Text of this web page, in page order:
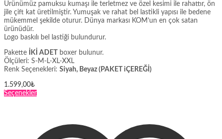
Ürünümüz pamuksu kumaşı ile terletmez ve özel kesimi ile rahattır, ön
jile çift kat üretilmiştir. Yumuşak ve rahat bel lastikli yapısı ile bedene
mükemmel şekilde oturur. Dünya markası KOM’un en çok satan
ürünüdür.
Logo baskılı bel lastiği bulundurur.
Pakette İKİ ADET
boxer bulunur.
Ölçüleri: S-M-L-XL-XXL
Renk Seçenekleri: Siyah, Beyaz (PAKET iÇEREĞİ)
1.599,00₺
SeçeneklerBu
varyasyonu
var.